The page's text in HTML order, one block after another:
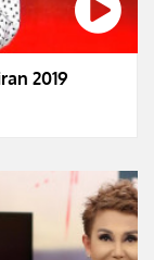
2019